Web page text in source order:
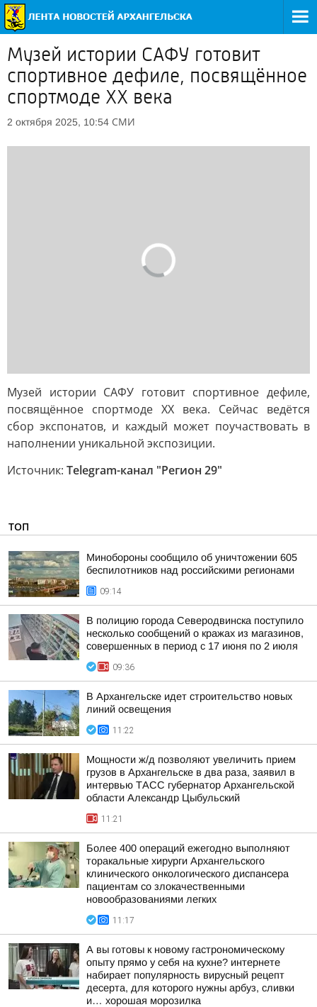
Музей истории САФУ готовит
спортивное дефиле, посвящённое
спортмоде XX века
2 октября 2025, 10:54 СМИ
Музей истории САФУ готовит спортивное дефиле,
посвящённое спортмоде XX века. Сейчас ведётся
сбор экспонатов, и каждый может поучаствовать в
наполнении уникальной экспозиции.
Источник: Telegram-канал "Регион 29"
ТОП
Минобороны сообщило об уничтожении 605
беспилотников над российскими регионами
09:14
В полицию города Северодвинска поступило
несколько сообщений о кражах из магазинов,
совершенных в период с 17 июня по 2 июля
09:36
В Архангельске идет строительство новых
линий освещения
11:22
Мощности ж/д позволяют увеличить прием
грузов в Архангельске в два раза, заявил в
интервью ТАСС губернатор Архангельской
области Александр Цыбульский
11:21
Более 400 операций ежегодно выполняют
торакальные хирурги Архангельского
клинического онкологического диспансера
пациентам со злокачественными
новообразованиями легких
11:17
А вы готовы к новому гастрономическому
опыту прямо у себя на кухне? интернете
набирает популярность вирусный рецепт
десерта, для которого нужны арбуз, сливки
и… хорошая морозилка